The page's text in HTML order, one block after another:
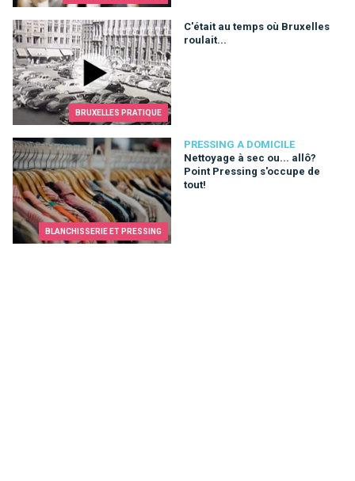
BRUXELLES PRATIQUE
C'était au temps où Bruxelles
roulait...
C'était au temps où Bruxelles roulait...
BLANCHISSERIE ET PRESSING
PRESSING A DOMICILE
Nettoyage à sec ou... allô?
Point Pressing s'occupe de
tout!
Nettoyage à sec ou... allô? Point Pressing s'occupe de tout!